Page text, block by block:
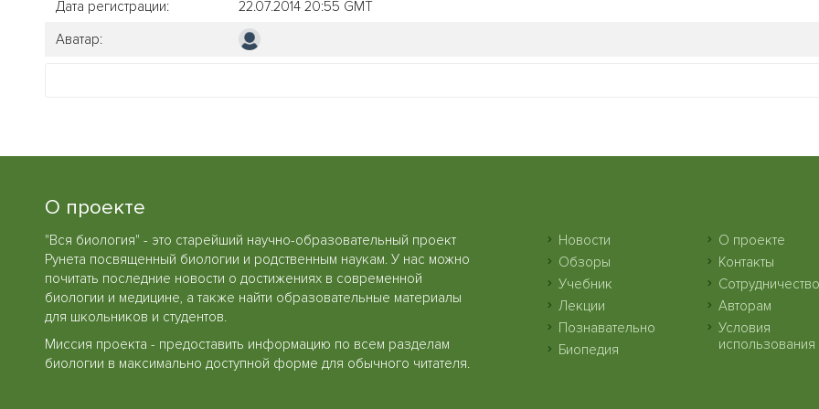
Дата регистрации:
22.07.2014 20:55 GMT
Аватар:
О проекте
"Вся биология" - это старейший научно-образовательный проект
Рунета посвященный биологии и родственным наукам. У нас можно
почитать последние новости о достижениях в современной
биологии и медицине, а также найти образовательные материалы
для школьников и студентов.
Миссия проекта - предоставить информацию по всем разделам
биологии в максимально доступной форме для обычного читателя.
Новости
Обзоры
Учебник
Лекции
Познавательно
Биопедия
О проекте
Контакты
Сотрудничество
Авторам
Условия
использования